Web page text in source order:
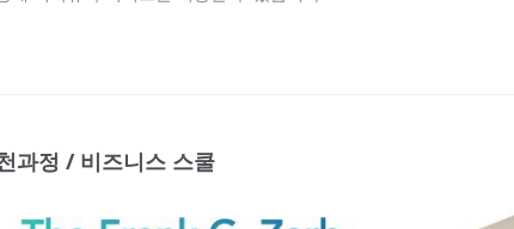
과정 / 비즈니스 스쿨